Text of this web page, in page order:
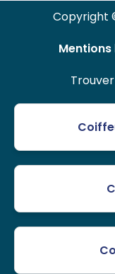
Copyright
Mentions